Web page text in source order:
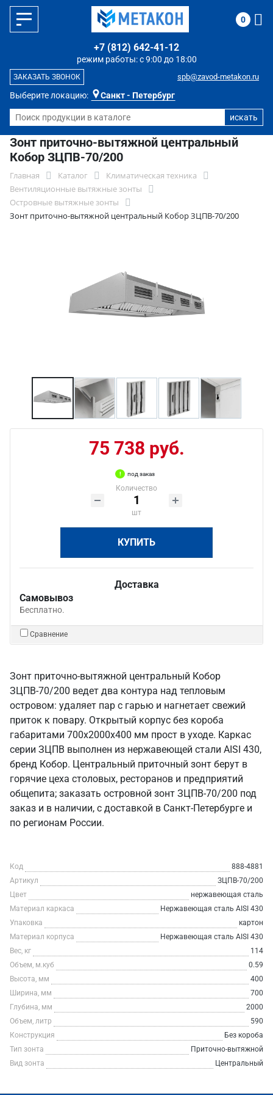
Выберите локацию: Санкт - Петербург
режим работы: с 9:00 до 18:00
+7 (812) 642-41-12
spb@zavod-metakon.ru
ЗАКАЗАТЬ ЗВОНОК
0
Зонт приточно-вытяжной центральный
Кобор ЗЦПВ-70/200
Главная Каталог
Климатическая техника
Вентиляционные вытяжные зонты
Островные вытяжные зонты
Зонт приточно-вытяжной центральный Кобор ЗЦПВ-70/200
75 738 руб.
под заказ
Количество
шт
КУПИТЬ
Доставка
Самовывоз
Бесплатно.
Сравнение
Зонт приточно-вытяжной центральный Кобор
ЗЦПВ-70/200 ведет два контура над тепловым
островом: удаляет пар с гарью и нагнетает свежий
приток к повару. Открытый корпус без короба
габаритами 700х2000х400 мм прост в уходе. Каркас
серии ЗЦПВ выполнен из нержавеющей стали AISI 430,
бренд Кобор. Центральный приточный зонт берут в
горячие цеха столовых, ресторанов и предприятий
общепита; заказать островной зонт ЗЦПВ-70/200 под
заказ и в наличии, с доставкой в Санкт‑Петербурге и
по регионам России.
Код
888-4881
Артикул
ЗЦПВ-70/200
Цвет
нержавеющая сталь
Материал каркаса
Нержавеющая сталь AISI 430
Упаковка
картон
Материал корпуса
Нержавеющая сталь AISI 430
Вес, кг
114
Объем, м.куб
0.59
Высота, мм
400
Ширина, мм
700
Глубина, мм
2000
Объем, литр
590
Конструкция
Без короба
Тип зонта
Приточно-вытяжной
Вид зонта
Центральный